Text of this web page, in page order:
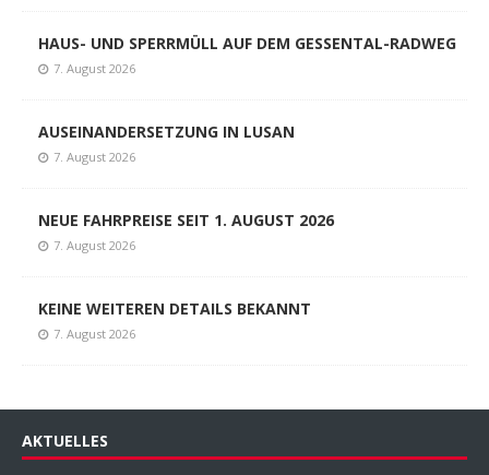
HAUS- UND SPERRMÜLL AUF DEM GESSENTAL-RADWEG
7. August 2026
AUSEINANDERSETZUNG IN LUSAN
7. August 2026
NEUE FAHRPREISE SEIT 1. AUGUST 2026
7. August 2026
KEINE WEITEREN DETAILS BEKANNT
7. August 2026
AKTUELLES